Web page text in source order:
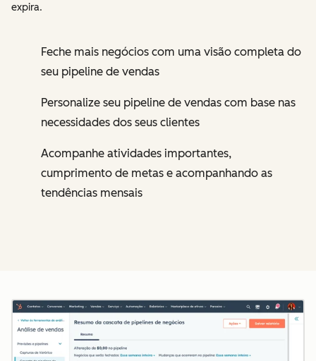
expira.
Feche mais negócios com uma visão completa do
seu pipeline de vendas
Personalize seu pipeline de vendas com base nas
necessidades dos seus clientes
Acompanhe atividades importantes,
cumprimento de metas e acompanhando as
tendências mensais